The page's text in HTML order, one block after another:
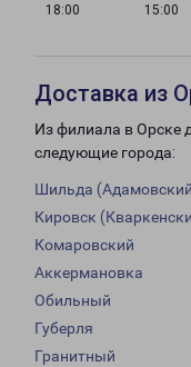
18:00
15:00
Доставка из
Из филиала в Орске
следующие города:
Шильда
Кировск
Комаровский
Аккермановка
Обильный
Губерля
Гранитный